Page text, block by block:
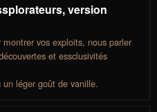
version
vos exploits, nous parler
et essclusivités
léger goût de vanille.